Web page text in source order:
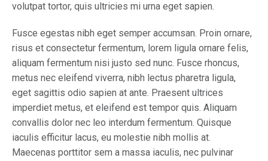
volutpat tortor, quis ultricies mi urna eget sapien.
Fusce egestas nibh eget semper accumsan. Proin ornare,
risus et consectetur fermentum, lorem ligula ornare felis,
aliquam fermentum nisi justo sed nunc. Fusce rhoncus,
metus nec eleifend viverra, nibh lectus pharetra ligula,
eget sagittis odio sapien at ante. Praesent ultrices
imperdiet metus, et eleifend est tempor quis. Aliquam
convallis dolor nec leo interdum fermentum. Quisque
iaculis efficitur lacus, eu molestie nibh mollis at.
Maecenas porttitor sem a massa iaculis, nec pulvinar